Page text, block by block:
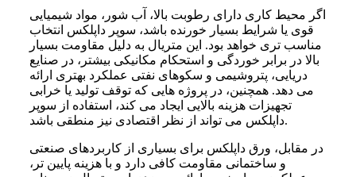
اگر محیط کاری دارای رطوبت بالا، آب شور، مواد شیمیایی
قوی یا شرایط بسیار خورنده باشد، سوپر داپلکس انتخاب
مناسب تری خواهد بود. این متریال به دلیل مقاومت بسیار
بالا در برابر خوردگی و استحکام مکانیکی بیشتر، در صنایع
دریایی، پتروشیمی و سکوهای نفتی عملکرد بهتری ارائه
می دهد. همچنین، در پروژه هایی که توقف تولید یا خرابی
تجهیزات هزینه بالایی ایجاد می کند، استفاده از سوپر
داپلکس می تواند از نظر اقتصادی نیز منطقی باشد.
در مقابل، ورق داپلکس برای بسیاری از کاربردهای صنعتی
و ساختمانی مقاومت کافی دارد و با هزینه پایین تر،